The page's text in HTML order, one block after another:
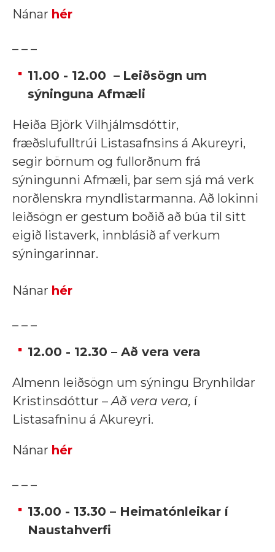
Nánar hér
11.00 - 12.00 – Leiðsögn um
sýninguna Afmæli
Heiða Björk Vilhjálmsdóttir,
fræðslufulltrúi Listasafnsins á Akureyri,
segir börnum og fullorðnum frá
sýningunni Afmæli, þar sem sjá má verk
norðlenskra myndlistarmanna. Að lokinni
leiðsögn er gestum boðið að búa til sitt
eigið listaverk, innblásið af verkum
sýningarinnar.
Nánar hér
12.00 - 12.30 – Að vera vera
Almenn leiðsögn um sýningu Brynhildar
Kristinsdóttur –Að vera vera, í
Listasafninu á Akureyri.
Nánar hér
13.00 - 13.30 – Heimatónleikar í
Naustahverfi